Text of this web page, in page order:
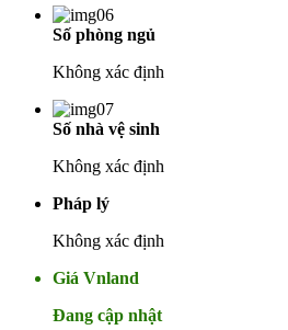
Số phòng ngủ
Không xác định
Số nhà vệ sinh
Không xác định
Pháp lý
Không xác định
Giá Vnland
Đang cập nhật